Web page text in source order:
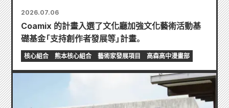
2026.07.06
Coamix 的計畫入選了文化廳加強文化藝術活動基
礎基金「支持創作者發展等」計畫。
核心組合 熊本核心組合 藝術家發展項目 高森高中漫畫部